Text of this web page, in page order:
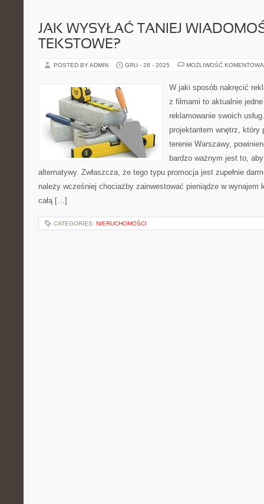
JAK WYSYŁAĆ TANIEJ
TEKSTOWE?
POSTED BY ADMIN GRU - 28 - 2025 MOŻLIWOŚĆ
W jaki sposób nakręcić
z filmami to aktualnie
reklamowanie swoich
projektantem wnętrz, który
terenie Warszawy,
bardzo ważnym jest to,
alternatywy. Zwłaszcza, że tego typu promocja jest zupełnie
należy wcześniej chociażby zainwestować pieniądze w wynajem
całą […]
CATEGORIES: NIERUCHOMOŚCI